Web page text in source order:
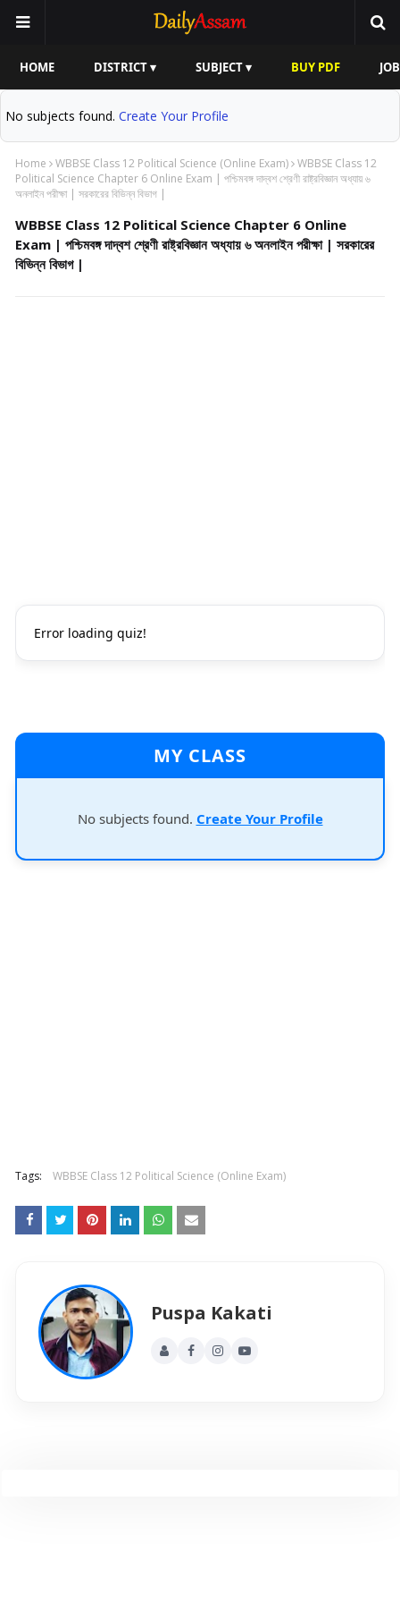
HOME DISTRICT ▾ SUBJECT ▾ BUY PDF
No subjects found. Create Your Profile
Home WBBSE Class 12 Political Science (Online Exam) WBBSE Class 12
Political Science Chapter 6 Online Exam | পশ্চিমবঙ্গ দাদ্বশ শ্রেণী রাষ্ট্রবিজ্ঞান অধ্যায় ৬
অনলাইন পরীক্ষা | সরকারের বিভিন্ন বিভাগ |
WBBSE Class 12 Political Science Chapter 6 Online
Exam | পশ্চিমবঙ্গ দাদ্বশ শ্রেণী রাষ্ট্রবিজ্ঞান অধ্যায় ৬ অনলাইন পরীক্ষা | সরকারের
বিভিন্ন বিভাগ |
Error loading quiz!
MY CLASS
No subjects found. Create Your Profile
Tags: WBBSE Class 12 Political Science (Online Exam)
Puspa Kakati